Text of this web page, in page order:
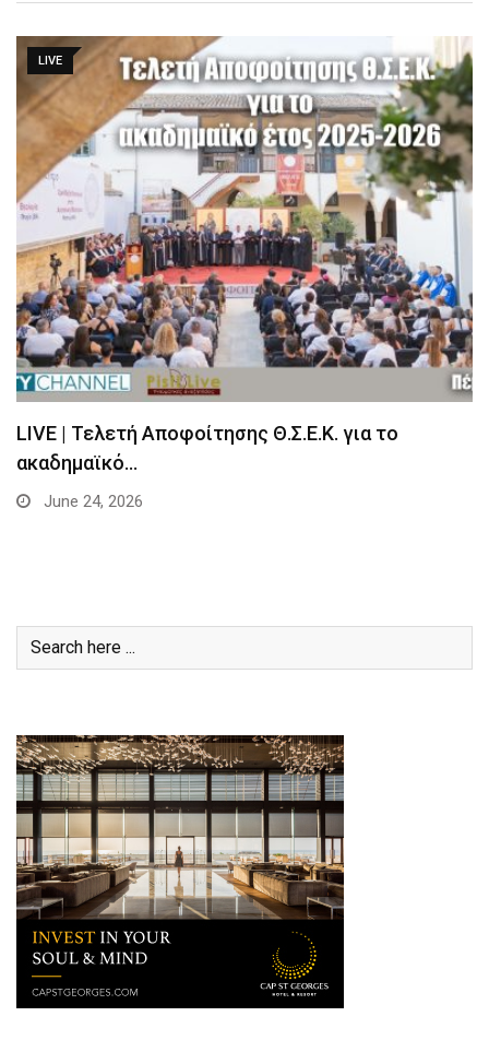
LIVE
LIVE | Τελετή Αποφοίτησης Θ.Σ.Ε.Κ. για το
ακαδημαϊκό…
June 24, 2026